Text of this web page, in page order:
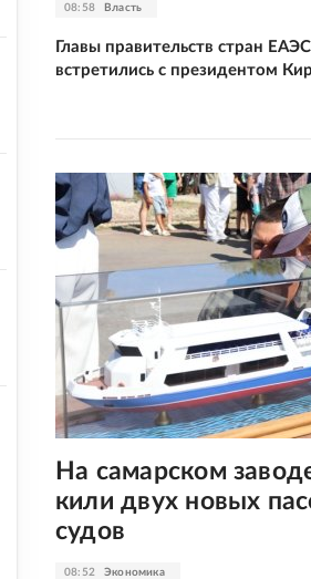
08:58 Власть
Главы правительств стран ЕАЭС
встретились с президентом
08:52 Экономика
На самарском
кили двух новых
судов